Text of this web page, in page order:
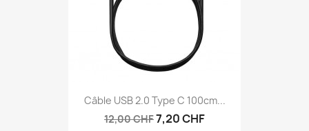
Câble USB 2.0 Type C 100cm...
12,00 CHF7,20 CHF